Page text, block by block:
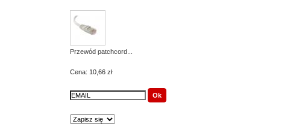
Przewód patchcord...
Cena: 10,66 zł